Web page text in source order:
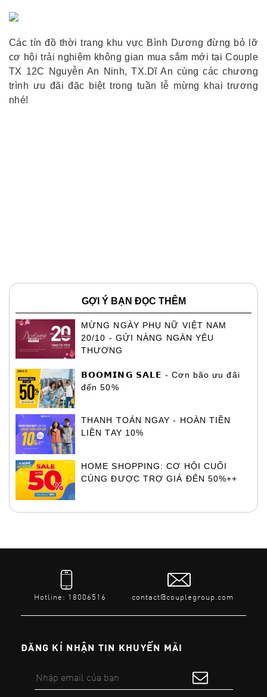
Các tín đồ thời trang khu vực Bình Dương đừng bỏ lỡ
cơ hội trải nghiệm không gian mua sắm mới tại Couple
TX 12C Nguyễn An Ninh, TX.Dĩ An cùng các chương
trình ưu đãi đặc biệt trong tuần lễ mừng khai trương
nhé!
GỢI Ý BẠN ĐỌC THÊM
MỪNG NGÀY PHỤ NỮ VIỆT NAM
20/10 - GỬI NÀNG NGÀN YÊU
THƯƠNG
𝗕𝗢𝗢𝗠𝗜𝗡𝗚 𝗦𝗔𝗟𝗘 - Cơn bão ưu đãi
đến 50%
THANH TOÁN NGAY - HOÀN TIỀN
LIỀN TAY 10%
HOME SHOPPING: CƠ HỘI CUỐI
CÙNG ĐƯỢC TRỢ GIÁ ĐẾN 50%++
Hotline: 18006516 contact@couplegroup.com
ĐĂNG KÍ NHẬN TIN KHUYẾN MÃI